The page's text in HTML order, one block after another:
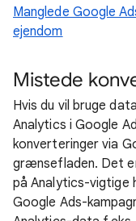
Manglede Google
ejendom
Mistede
Hvis du vil bruge
Analytics i Google
konverteringer via
grænsefladen. Det
på Analytics-vigtige
Google Ads-